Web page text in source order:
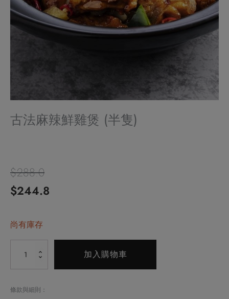
古法麻辣鮮雞煲 (半隻)
$288.0
原
價
格：
$288.0。
$244.8
格：
$244.8。
尚有庫存
辣
加入購物車
條款與細則：